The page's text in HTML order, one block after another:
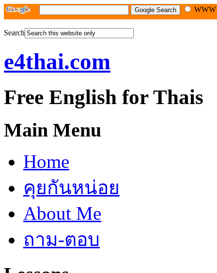
Search
e4thai.com
Free English for Thais
Main Menu
Home
คุยกันหน่อย
About Me
ถาม-ตอบ